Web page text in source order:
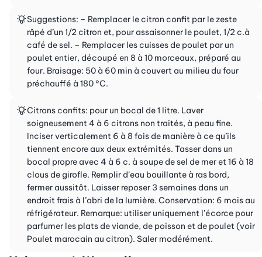
Suggestions: – Remplacer le citron confit par le zeste
râpé d’un 1/2 citron et, pour assaisonner le poulet, 1/2 c.à
café de sel. – Remplacer les cuisses de poulet par un
poulet entier, découpé en 8 à 10 morceaux, préparé au
four. Braisage: 50 à 60 min à couvert au milieu du four
préchauffé à 180 °C.
Citrons confits: pour un bocal de 1 litre. Laver
soigneusement 4 à 6 citrons non traités, à peau fine.
Inciser verticalement 6 à 8 fois de manière à ce qu’ils
tiennent encore aux deux extrémités. Tasser dans un
bocal propre avec 4 à 6 c. à soupe de sel de mer et 16 à 18
clous de girofle. Remplir d’eau bouillante à ras bord,
fermer aussitôt. Laisser reposer 3 semaines dans un
endroit frais à l’abri de la lumière. Conservation: 6 mois au
réfrigérateur. Remarque: utiliser uniquement l’écorce pour
parfumer les plats de viande, de poisson et de poulet (voir
Poulet marocain au citron). Saler modérément.